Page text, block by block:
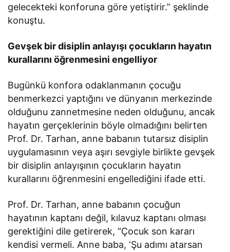
gelecekteki konforuna göre yetiştirir.” şeklinde
konuştu.
Gevşek bir disiplin anlayışı çocukların hayatın
kurallarını öğrenmesini engelliyor
Bugünkü konfora odaklanmanın çocuğu
benmerkezci yaptığını ve dünyanın merkezinde
olduğunu zannetmesine neden olduğunu, ancak
hayatın gerçeklerinin böyle olmadığını belirten
Prof. Dr. Tarhan, anne babanın tutarsız disiplin
uygulamasının veya aşırı sevgiyle birlikte gevşek
bir disiplin anlayışının çocukların hayatın
kurallarını öğrenmesini engellediğini ifade etti.
Prof. Dr. Tarhan, anne babanın çocuğun
hayatının kaptanı değil, kılavuz kaptanı olması
gerektiğini dile getirerek, “Çocuk son kararı
kendisi vermeli. Anne baba, ‘Şu adımı atarsan